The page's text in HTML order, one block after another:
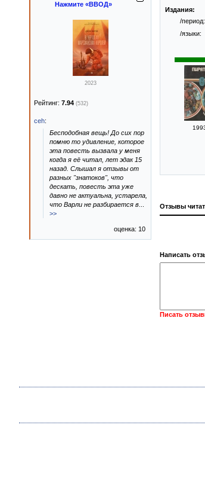
Издания:
/период:
/языки:
Отзывы
Написать
Писать
Нажмите «ВВОД»
2023
Рейтинг: 7.94 (532)
ceh:
Бесподобная вещь! До сих пор
помню то удивление, которое
эта повесть вызвала у меня
когда я её читал, лет эдак 15
назад. Слышал я отзывы от
разных "знатоков", что
дескать, повесть эта уже
давно не актуальна, устарела,
что Варли не разбирается в
>>
оценка: 10